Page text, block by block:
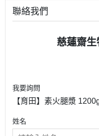
聯絡我們
慈蓮齋生
我要詢問
【育田】素火腿漿
姓名